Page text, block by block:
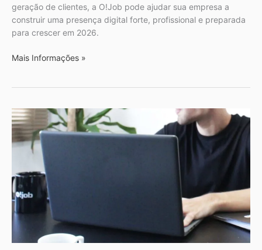
geração de clientes, a O!Job pode ajudar sua empresa a
construir uma presença digital forte, profissional e preparada
para crescer em 2026.
Mais Informações »
Como
uma
Empresa
Marketing
Digital
RJ
Pode
Colocar
Seu
Negócio